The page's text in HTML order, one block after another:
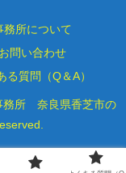
務所について
お問い合わせ
る質問（Q＆A）
務所 奈良県香芝市の